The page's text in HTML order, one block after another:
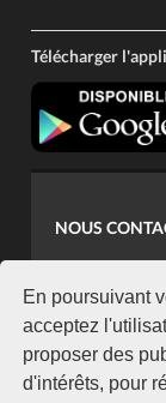
En poursuivant
acceptez
proposer des
d'intérêts, pour
Télécharger
NOUS
+225 07